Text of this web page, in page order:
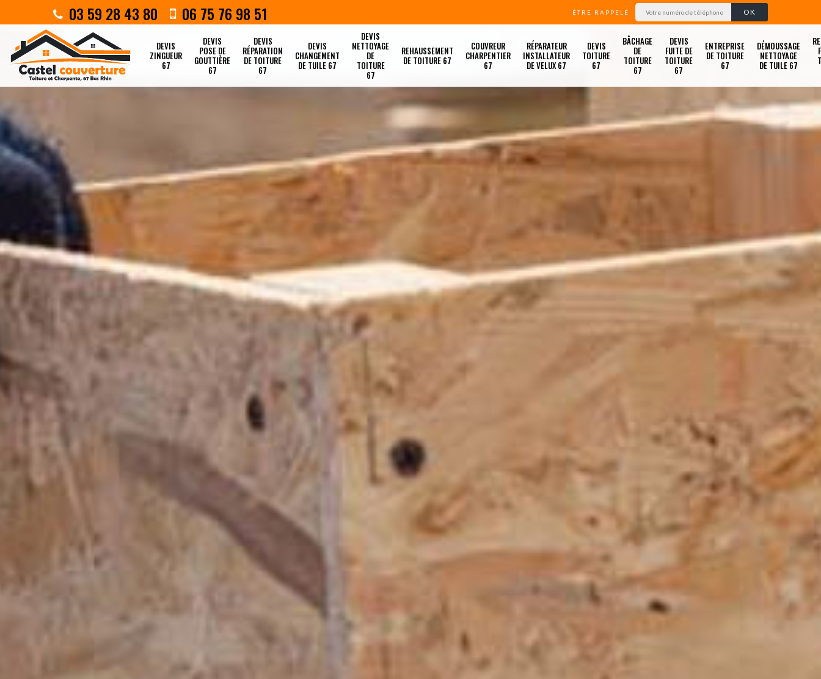
03 59 28 43 80 06 75 76 98 51 ÊTRE RAPPELÉ
DEVIS
ZINGUEUR
67
DEVIS
POSE DE
GOUTTIÈRE
67
DEVIS
RÉPARATION
DE TOITURE
67
DEVIS
CHANGEMENT
DE TUILE 67
DEVIS
NETTOYAGE
DE
TOITURE
67
REHAUSSEMENT
DE TOITURE 67
COUVREUR
CHARPENTIER
67
RÉPARATEUR
INSTALLATEUR
DE VELUX 67
DEVIS
TOITURE
67
BÂCHAGE
DE
TOITURE
67
DEVIS
FUITE DE
TOITURE
67
ENTREPRISE
DE TOITURE
67
DÉMOUSSAGE
NETTOYAGE
DE TUILE 67